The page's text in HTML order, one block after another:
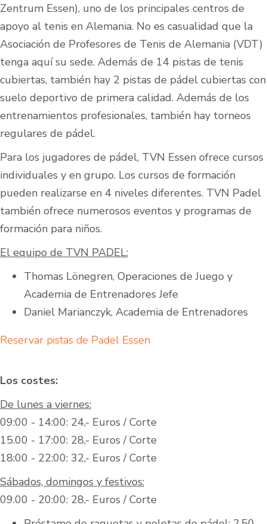
Zentrum Essen), uno de los principales centros de
apoyo al tenis en Alemania. No es casualidad que la
Asociación de Profesores de Tenis de Alemania (VDT)
tenga aquí su sede. Además de 14 pistas de tenis
cubiertas, también hay 2 pistas de pádel cubiertas con
suelo deportivo de primera calidad. Además de los
entrenamientos profesionales, también hay torneos
regulares de pádel.
Para los jugadores de pádel, TVN Essen ofrece cursos
individuales y en grupo. Los cursos de formación
pueden realizarse en 4 niveles diferentes. TVN Padel
también ofrece numerosos eventos y programas de
formación para niños.
El equipo de TVN PADEL:
Thomas Lönegren, Operaciones de Juego y
Academia de Entrenadores Jefe
Daniel Marianczyk, Academia de Entrenadores
Reservar pistas de Padel Essen
Los costes:
De lunes a viernes:
09:00 - 14:00: 24,- Euros / Corte
15.00 - 17:00: 28,- Euros / Corte
18:00 - 22:00: 32,- Euros / Corte
Sábados, domingos y festivos:
09.00 - 20:00: 28,- Euros / Corte